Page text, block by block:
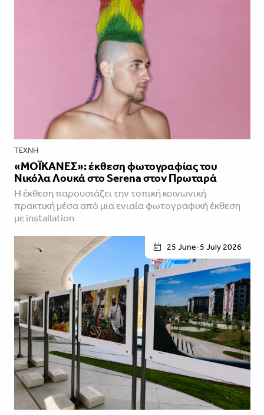
ΤΈΧΝΗ
«ΜΟΪΚΑΝΕΣ»: έκθεση φωτογραφίας του
Νικόλα Λουκά στο Serena στον Πρωταρά
H έκθεση παρουσιάζει την τοπική κοινωνική
πρακτική μέσα από μια ενιαία φωτογραφική έκθεση
με installation
25 June-5 July 2026